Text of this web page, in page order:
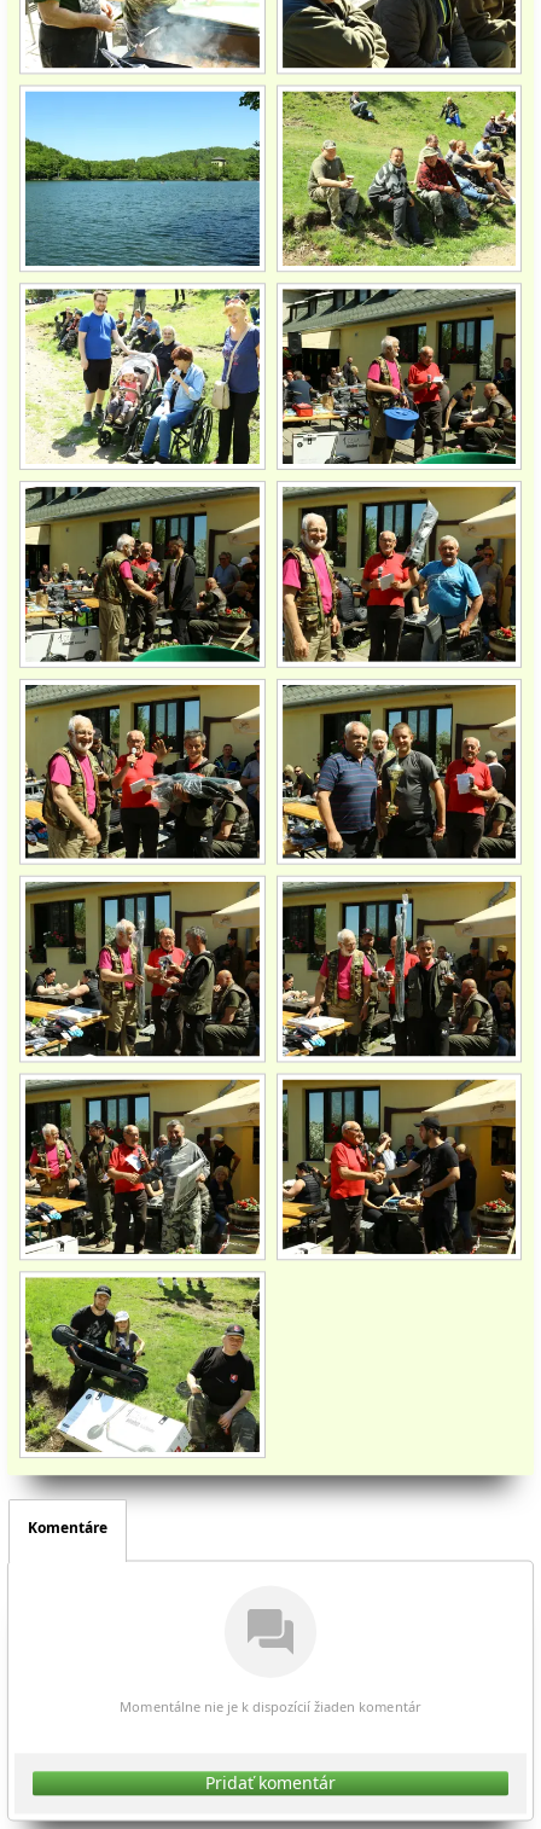
Komentáre
Momentálne nie je k dispozícií žiaden komentár
Pridať komentár